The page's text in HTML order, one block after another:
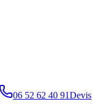
06 52 62 40 91Devis